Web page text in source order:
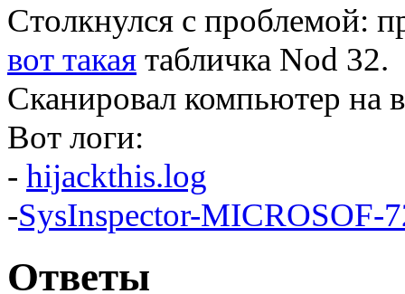
Столкнулся с проблемой:
вот такая табличка Nod 32.
Сканировал компьютер на
Вот логи:
- hijackthis.log
-SysInspector-MICROSOF-
Ответы